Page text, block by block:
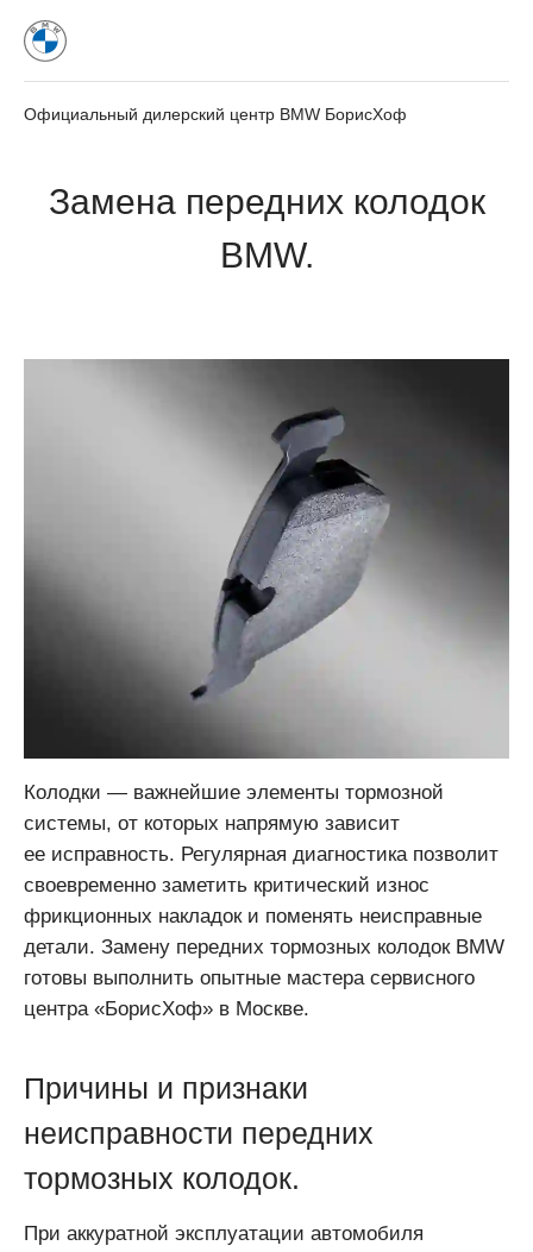
Официальный дилерский центр BMW БорисХоф
Замена передних колодок
BMW.
Колодки — важнейшие элементы тормозной
системы, от которых напрямую зависит
ее исправность. Регулярная диагностика позволит
своевременно заметить критический износ
фрикционных накладок и поменять неисправные
детали. Замену передних тормозных колодок BMW
готовы выполнить опытные мастера сервисного
центра «БорисХоф» в Москве.
Причины и признаки
неисправности передних
тормозных колодок.
При аккуратной эксплуатации автомобиля